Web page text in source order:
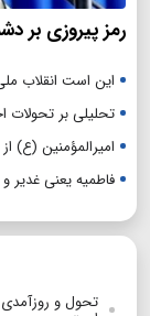
رمز پیروزی بر
این است انقلاب
تحلیلی بر تحولات
امیرالمؤمنین (ع)
فاطمیه یعنی غدیر
تحول و